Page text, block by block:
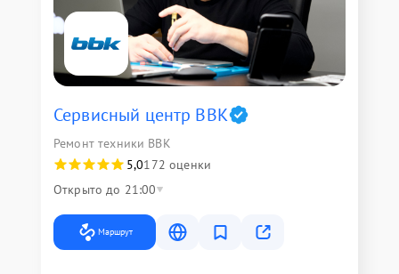
Сервисный центр BBK
Ремонт техники BBK
5,0172 оценки
Открыто до 21:00
Маршрут